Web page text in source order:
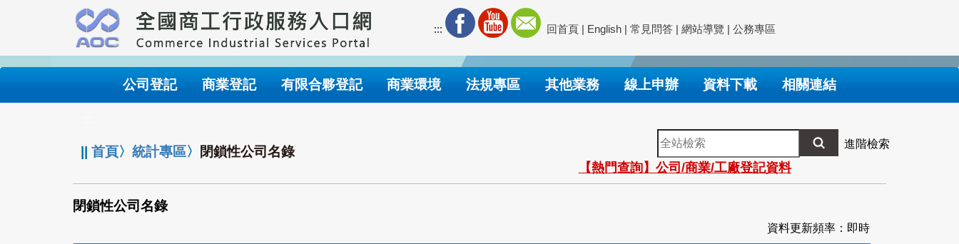
要
內
::: 回首頁 | English | 常見問答 | 網站導覽 | 公務專區
公司登記 商業登記 有限合夥登記 商業環境 法規專區 其他業務 線上申辦 資料下載 相關連結
||首頁〉統計專區〉 閉鎖性公司名錄
全
站
檢
索
進階檢索
【熱門查詢】公司/商業/工廠登記資料
閉鎖性公司名錄
資料更新頻率：即時